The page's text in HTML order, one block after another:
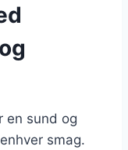
en sund og
smag.